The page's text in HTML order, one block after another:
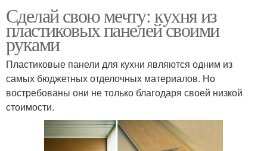
Сделай свою мечту: кухня из
пластиковых панелей своими
руками
Пластиковые панели для кухни являются одним из
самых бюджетных отделочных материалов. Но
востребованы они не только благодаря своей низкой
стоимости.